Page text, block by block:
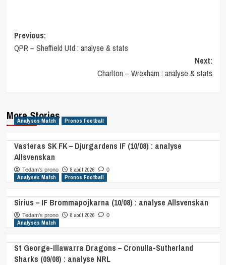
Post
navigation
Previous:
QPR – Sheffield Utd : analyse & stats
Next:
Charlton – Wrexham : analyse & stats
More Stories
Analyses Match Pronos Football
Vasteras SK FK – Djurgardens IF (10/08) : analyse
Allsvenskan
Tedam's prono 8 août 2026 0
Analyses Match Pronos Football
Sirius – IF Brommapojkarna (10/08) : analyse Allsvenskan
Tedam's prono 8 août 2026 0
Analyses Match
St George-Illawarra Dragons – Cronulla-Sutherland
Sharks (09/08) : analyse NRL